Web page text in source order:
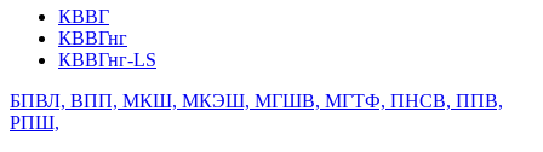
КВВГ
КВВГнг
КВВГнг-LS
БПВЛ, ВПП, МКШ, МКЭШ, МГШВ, МГТФ, ПНСВ, ППВ,
РПШ,